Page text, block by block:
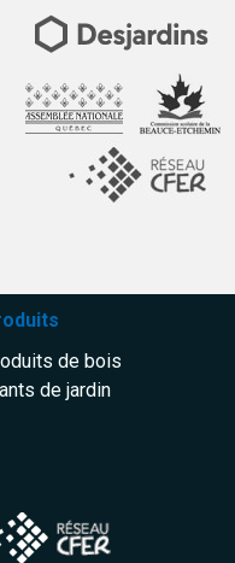
de bois
de jardin